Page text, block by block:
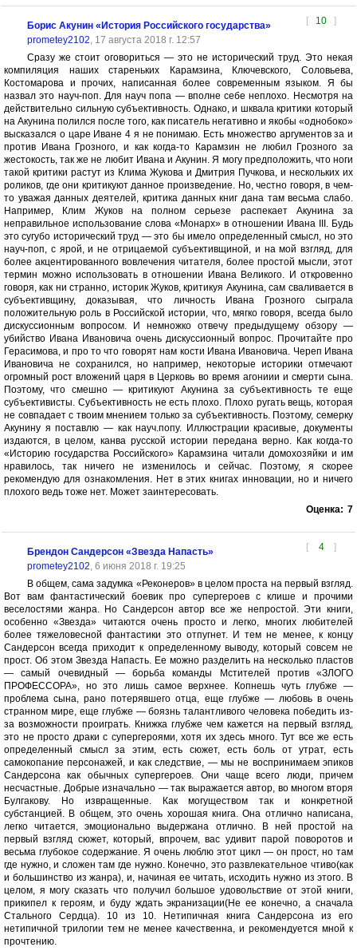
[ 10 ]
Борис Акунин «История Российского государства»
prometey2102, 17 августа 2018 г. 12:57
Сразу же стоит оговориться — это не исторический труд. Это некая
компиляция наших стареньких Карамзина, Ключевского, Соловьева,
Костомарова и прочих, написанная более современным языком. Я бы
назвал это науч-поп. Для науч попа — вполне себе неплохо. Несмотря на
действительно сильную субъективность. Однако, и шквала критики который
на Акунина полился после того, как писатель негативно и якобы «однобоко»
высказался о царе Иване 4 я не понимаю. Есть множество аргументов за и
против Ивана Грозного, и как когда-то Карамзин не любил Грозного за
жестокость, так же не любит Ивана и Акунин. Я могу предположить, что ноги
такой критики растут из Клима Жукова и Дмитрия Пучкова, и нескольких их
роликов, где они критикуют данное произведение. Но, честно говоря, в чем-
то уважая данных деятелей, критика данных книг дана там весьма слабо.
Например, Клим Жуков на полном серьезе распекает Акунина за
неправильное использование слова «Монарх» в отношении Ивана III. Будь
это сугубо исторический труд — это бы имело определенный смысл, но это
науч-поп, с ярой, и не отрицаемой субъективщиной, и на мой взгляд, для
более акцентированного вовлечения читателя, более простой мысли, этот
термин можно использовать в отношении Ивана Великого. И откровенно
говоря, как ни странно, историк Жуков, критикуя Акунина, сам сваливается в
субъективщину, доказывая, что личность Ивана Грозного сыграла
положительную роль в Российской истории, что, мягко говоря, всегда было
дискуссионным вопросом. И немножко отвечу предыдущему обзору —
убийство Ивана Ивановича очень дискуссионный вопрос. Прочитайте про
Герасимова, и про то что говорят нам кости Ивана Ивановича. Череп Ивана
Ивановича не сохранился, но например, некоторые историки отмечают
огромный рост вложений царя в Церковь во время агониии и смерти сына.
Поэтому, что смешно — критикуют Акунина за субъективность те еще
субъективисты. Субъективность не есть плохо. Плохо ругать вещь, которая
не совпадает с твоим мнением только за субъективность. Поэтому, семерку
Акунину я поставлю — как науч.попу. Иллюстрации красивые, документы
издаются, в целом, канва русской истории передана верно. Как когда-то
«Историю государства Российского» Карамзина читали домохозяйки и им
нравилось, так ничего не изменилось и сейчас. Поэтому, я скорее
рекомендую для ознакомления. Нет в этих книгах инновации, но и ничего
плохого ведь тоже нет. Может заинтересовать.
Оценка: 7
[ 4 ]
Брендон Сандерсон «Звезда Напасть»
prometey2102, 6 июня 2018 г. 19:25
В общем, сама задумка «Реконеров» в целом проста на первый взгляд.
Вот вам фантастический боевик про супергероев с клише и прочими
веселостями жанра. Но Сандерсон автор все же непростой. Эти книги,
особенно «Звезда» читаются очень просто и легко, многих любителей
более тяжеловесной фантастики это отпугнет. И тем не менее, к концу
Сандерсон всегда приходит к определенному выводу, который совсем не
прост. Об этом Звезда Напасть. Ее можно разделить на несколько пластов
— самый очевидный — борьба команды Мстителей против «ЗЛОГО
ПРОФЕССОРА», но это лишь самое верхнее. Копнешь чуть глубже —
проблема сына, рано потерявшего отца, еще глубже — любовь в очень
странном мире, еще глубже — боязнь талантливого человека победить из-
за возможности проиграть. Книжка глубже чем кажется на первый взгляд,
это не просто драки с супергероями, хотя их здесь много. Тут все же есть
определенный смысл за этим, есть сюжет, есть боль от утрат, есть
самокопание персонажей, и как следствие, — мы не воспринимаем эпиков
Сандерсона как обычных супергероев. Они чаще всего люди, причем
несчастные. Добрые изначально — так выражается автор, во многом вторя
Булгакову. Но извращенные. Как могуществом так и конкретной
субстанцией. В общем, это очень хорошая книга. Она отлично написана,
легко читается, эмоционально выдержана отлично. В ней простой на
первый взгляд сюжет, который, впрочем, вас удивит парой поворотов и
весьма глубокое содержание. Я очень люблю этот цикл — он прост, но там
где нужно, и сложен там где нужно. Конечно, это развлекательное чтиво(как
и большинство из жанра), и, начиная ее читать, исходить нужно из этого. В
целом, я могу сказать что получил большое удовольствие от этой книги,
прикипел к героям, и буду ждать экранизации(Не ее конечно, а сначала
Стального Сердца). 10 из 10. Нетипичная книга Сандерсона из его
нетипичной трилогии тем не менее качественна, и рекомендуется мной к
прочтению.